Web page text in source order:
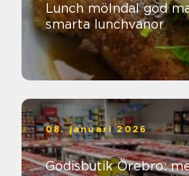
Lunch mölndal god mat, enkla val och
smarta lunchvanor
08. januari 2026
Godisbutik Örebro: